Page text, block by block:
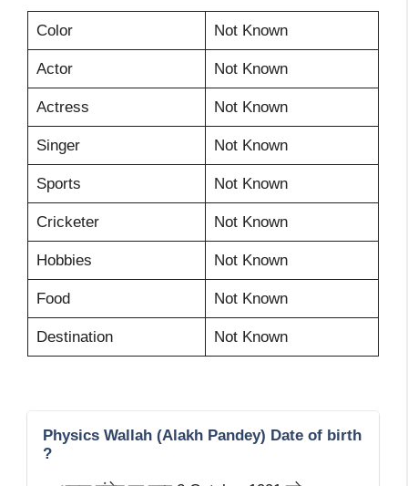
Color Not Known
Actor Not Known
Actress Not Known
Singer Not Known
Sports Not Known
Cricketer Not Known
Hobbies Not Known
Food Not Known
Destination Not Known
Physics Wallah (Alakh Pandey) Date of birth
?